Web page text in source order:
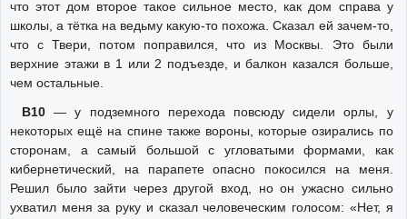
что этот дом второе такое сильное место, как дом справа у
школы, а тётка на ведьму какую-то похожа. Сказал ей зачем-то,
что с Твери, потом поправился, что из Москвы. Это были
верхние этажи в 1 или 2 подъезде, и балкон казался больше,
чем остальные.
В10— у подземного перехода повсюду сидели орлы, у
некоторых ещё на спине также вороны, которые озирались по
сторонам, а самый большой с угловатыми формами, как
кибернетический, на парапете опасно покосился на меня.
Решил было зайти через другой вход, но он ужасно сильно
ухватил меня за руку и сказал человеческим голосом: «Нет, я